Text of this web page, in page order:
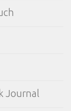
Journal